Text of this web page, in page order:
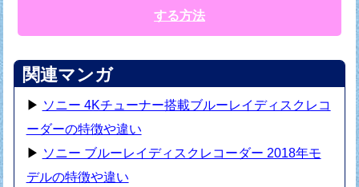
する方法
関連マンガ
▶ ソニー 4Kチューナー搭載ブルーレイディスクレコ
ーダーの特徴や違い
▶ ソニー ブルーレイディスクレコーダー 2018年モ
デルの特徴や違い